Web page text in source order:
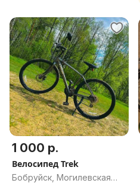
1 000 р.
Велосипед Trek
Бобруйск, Могилевская